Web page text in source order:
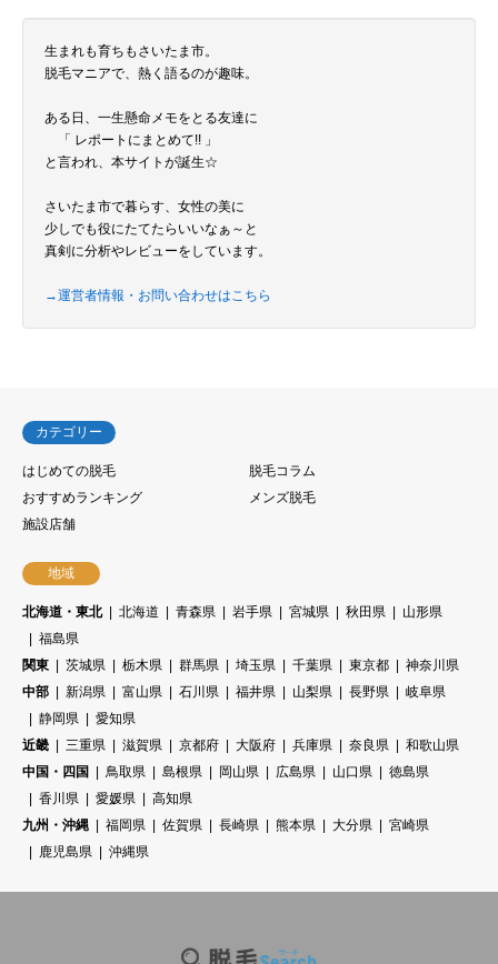
生まれも育ちもさいたま市。
脱毛マニアで、熱く語るのが趣味。
ある日、一生懸命メモをとる友達に
「 レポートにまとめて!! 」
と言われ、本サイトが誕生☆
さいたま市で暮らす、女性の美に
少しでも役にたてたらいいなぁ～と
真剣に分析やレビューをしています。
→運営者情報・お問い合わせはこちら
カテゴリー
はじめての脱毛
脱毛コラム
おすすめランキング
メンズ脱毛
施設店舗
地域
北海道・東北 北海道 青森県 岩手県 宮城県 秋田県
山形県
福島県
関東
茨城県 栃木県 群馬県 埼玉県 千葉県 東京都
神奈川県
中部
新潟県 富山県 石川県 福井県 山梨県 長野県
岐阜県
静岡県
愛知県
近畿
三重県 滋賀県 京都府 大阪府 兵庫県 奈良県
和歌山県
中国・四国
鳥取県 島根県 岡山県 広島県 山口県
徳島県
香川県
愛媛県
高知県
九州・沖縄
福岡県 佐賀県 長崎県 熊本県 大分県
宮崎県
鹿児島県
沖縄県